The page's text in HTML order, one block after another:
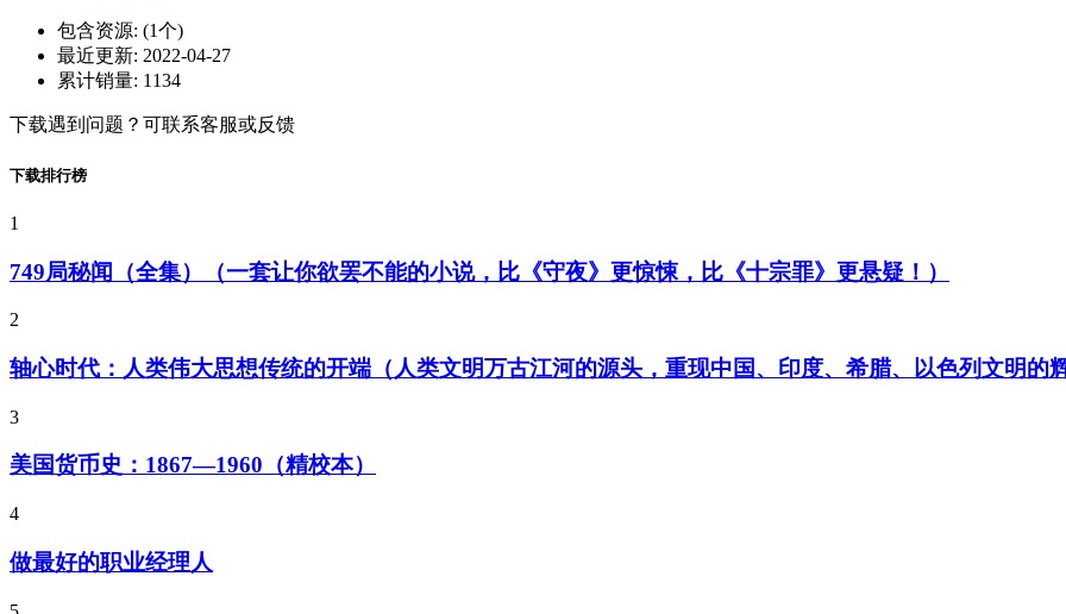
包含资源: (1个)
最近更新: 2022-04-27
累计销量: 1134
下载遇到问题？可联系客服或反馈
下载排行榜
1
749局秘闻（全集）（一套让你欲罢不能的小说，比《守夜》更惊悚，比《十宗罪》更悬疑！）
2
轴心时代：人类伟大思想传统的开端（人类文明万古江河的源头，重现中国、印度、希腊、以色列文明的
3
美国货币史：1867—1960（精校本）
4
做最好的职业经理人